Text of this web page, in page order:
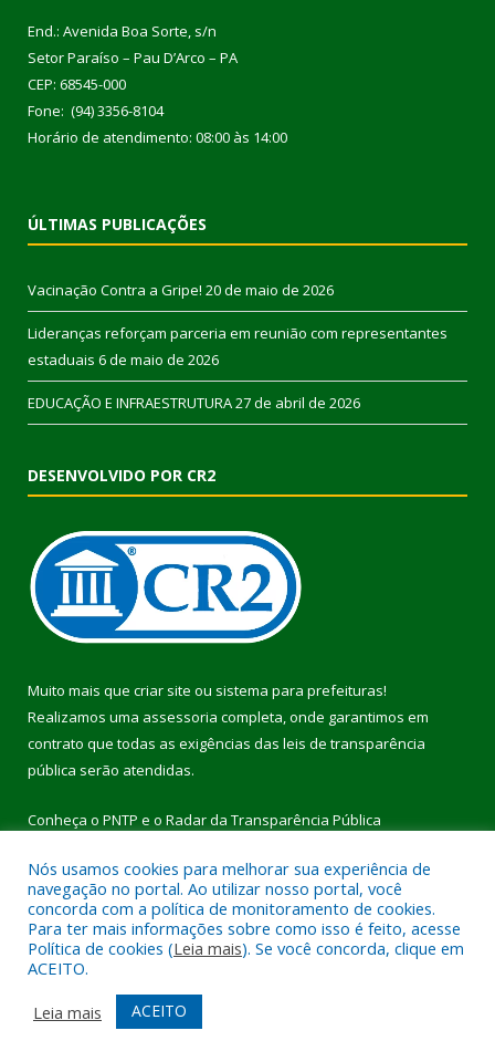
End.: Avenida Boa Sorte, s/n
Setor Paraíso – Pau D’Arco – PA
CEP: 68545-000
Fone: (94) 3356-8104
Horário de atendimento: 08:00 às 14:00
ÚLTIMAS PUBLICAÇÕES
Vacinação Contra a Gripe! 20 de maio de 2026
Lideranças reforçam parceria em reunião com representantes
estaduais 6 de maio de 2026
EDUCAÇÃO E INFRAESTRUTURA27 de abril de 2026
DESENVOLVIDO POR CR2
Muito mais que criar site ou sistema para prefeituras!
Realizamos uma assessoria completa, onde garantimos em
contrato que todas as exigências das leis de transparência
pública serão atendidas.
Conheça o PNTP e o Radar da Transparência Pública
Todos os direitos reservados a Prefeitura Municipal de Pau
D’Arco.
Mapa do Site
Acessar Área Administrativa
Acessar Webmail
Nós usamos cookies para melhorar sua experiência de
navegação no portal. Ao utilizar nosso portal, você
concorda com a política de monitoramento de cookies.
Para ter mais informações sobre como isso é feito, acesse
Política de cookies (Leia mais). Se você concorda, clique em
ACEITO.
Leia mais
ACEITO